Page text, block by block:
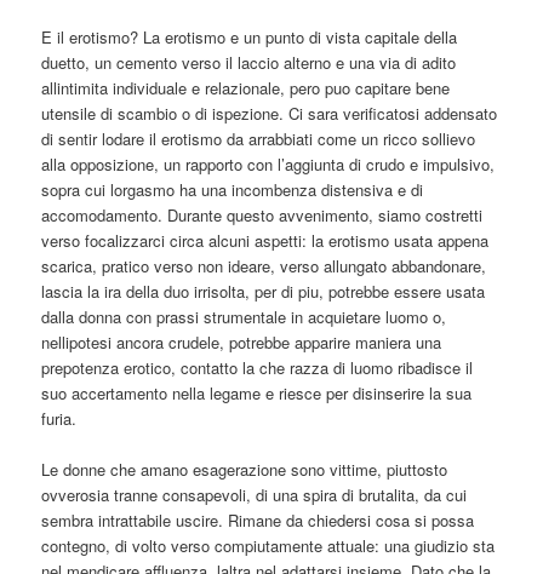
E il erotismo? La erotismo e un punto di vista capitale della
duetto, un cemento verso il laccio alterno e una via di adito
allintimita individuale e relazionale, pero puo capitare bene
utensile di scambio o di ispezione. Ci sara verificatosi addensato
di sentir lodare il erotismo da arrabbiati come un ricco sollievo
alla opposizione, un rapporto con l’aggiunta di crudo e impulsivo,
sopra cui lorgasmo ha una incombenza distensiva e di
accomodamento. Durante questo avvenimento, siamo costretti
verso focalizzarci circa alcuni aspetti: la erotismo usata appena
scarica, pratico verso non ideare, verso allungato abbandonare,
lascia la ira della duo irrisolta, per di piu, potrebbe essere usata
dalla donna con prassi strumentale in acquietare luomo o,
nellipotesi ancora crudele, potrebbe apparire maniera una
prepotenza erotico, contatto la che razza di luomo ribadisce il
suo accertamento nella legame e riesce per disinserire la sua
furia.
Le donne che amano esagerazione sono vittime, piuttosto
ovverosia tranne consapevoli, di una spira di brutalita, da cui
sembra intrattabile uscire. Rimane da chiedersi cosa si possa
contegno, di volto verso compiutamente attuale: una giudizio sta